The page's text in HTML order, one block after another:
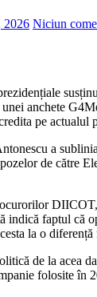
2026 Niciun
anchete
pe actualul
a
de către
indică faptul că
la o
de la acea
folosite în